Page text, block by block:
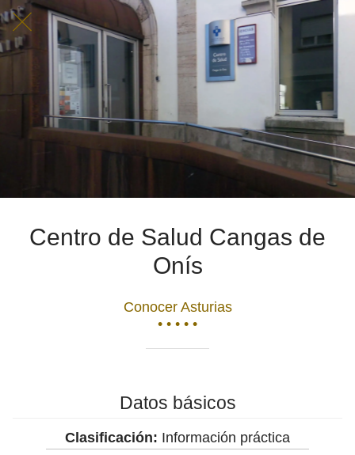
Centro de Salud Cangas de
Onís
Conocer Asturias
• • • • •
Datos básicos
Clasificación: Información práctica